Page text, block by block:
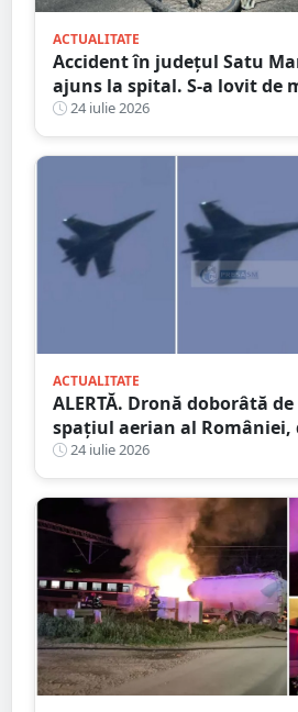
ACTUALITATE
Accident în județul Satu
ajuns la spital. S-a lovit de
de un tânăr șofer
24 iulie 2026
ACTUALITATE
ALERTĂ. Dronă doborâtă
spațiul aerian al României,
județului Buzău
24 iulie 2026